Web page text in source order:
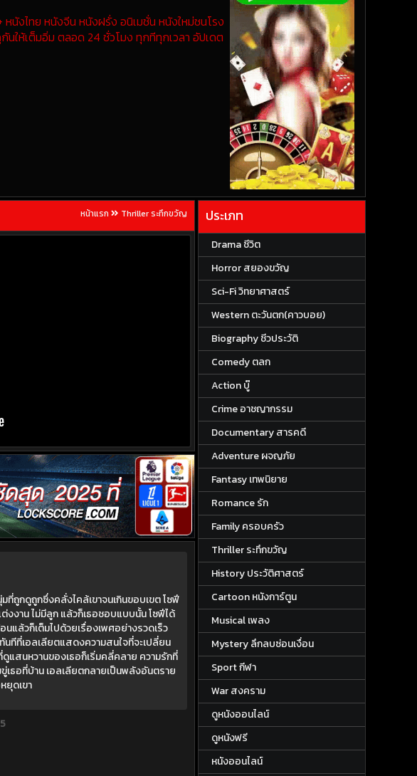
นังไทย หนังจีน หนังฝรั่ง อนิเมชั่น หนังใหม่ชนโรง
นให้เต็มอิ่ม ตลอด 24 ชั่วโมง ทุกทีทุกเวลา อัปเดต
หน้าแรก Thriller ระทึกขวัญ
ถูกดูถูกซึ่งคลั่งไคล้เขาจนเกินขอบเขต โซฟี
งงาน ไม่มีลูก แล้วก็เธอชอบแบบนั้น โซฟีได้
นแล้วก็เต็มไปด้วยเรื่องเพศอย่างรวดเร็ว
นทีที่เอลเลียตแสดงความสนใจที่จะเปลี่ยน
แสนหวานของเธอก็เริ่มคลี่คลาย ความรักที่
เธอที่บ้าน เอลเลียตกลายเป็นพลังอันตราย
ยุดเขา
ประเภท
Drama ชีวิต
Horror สยองขวัญ
Sci-Fi วิทยาศาสตร์
Western ตะวันตก(คาวบอย)
Biography ชีวประวัติ
Comedy ตลก
Action บู๊
Crime อาชญากรรม
Documentary สารคดี
Adventure ผจญภัย
Fantasy เทพนิยาย
Romance รัก
Family ครอบครัว
Thriller ระทึกขวัญ
History ประวัติศาสตร์
Cartoon หนังการ์ตูน
Musical เพลง
Mystery ลึกลบซ่อนเงื่อน
Sport กีฬา
War สงคราม
ดูหนังออนไลน์
ดูหนังฟรี
หนังออนไลน์